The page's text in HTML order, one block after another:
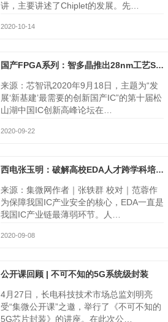
讲，主要讲述了Chiplet的发展。先…
2020-10-14
国产FPGA系列：智多晶推出28nm工艺Seal5000系列
来源：芯智讯2020年9月18日，主题为“发
展‘新基建’最需要的创新国产IC”的第十届松
山湖中国IC创新高峰论坛在…
2020-09-22
西电张玉明：破解高校EDA人才跨学科培养困局 打造校企合作创新范本
来源：集微网作者｜张轶群 校对｜范蓉作
为保障我国IC产业安全的核心，EDA一直是
我国IC产业链最薄弱环节。人…
2020-09-08
公开课回顾 | 不可不知的5G系统级封装
4月27日，长电科技技术市场总监刘明亮
受“集微公开课”之邀，举行了《不可不知的
5G芯片封装》的讲座。在此次公…